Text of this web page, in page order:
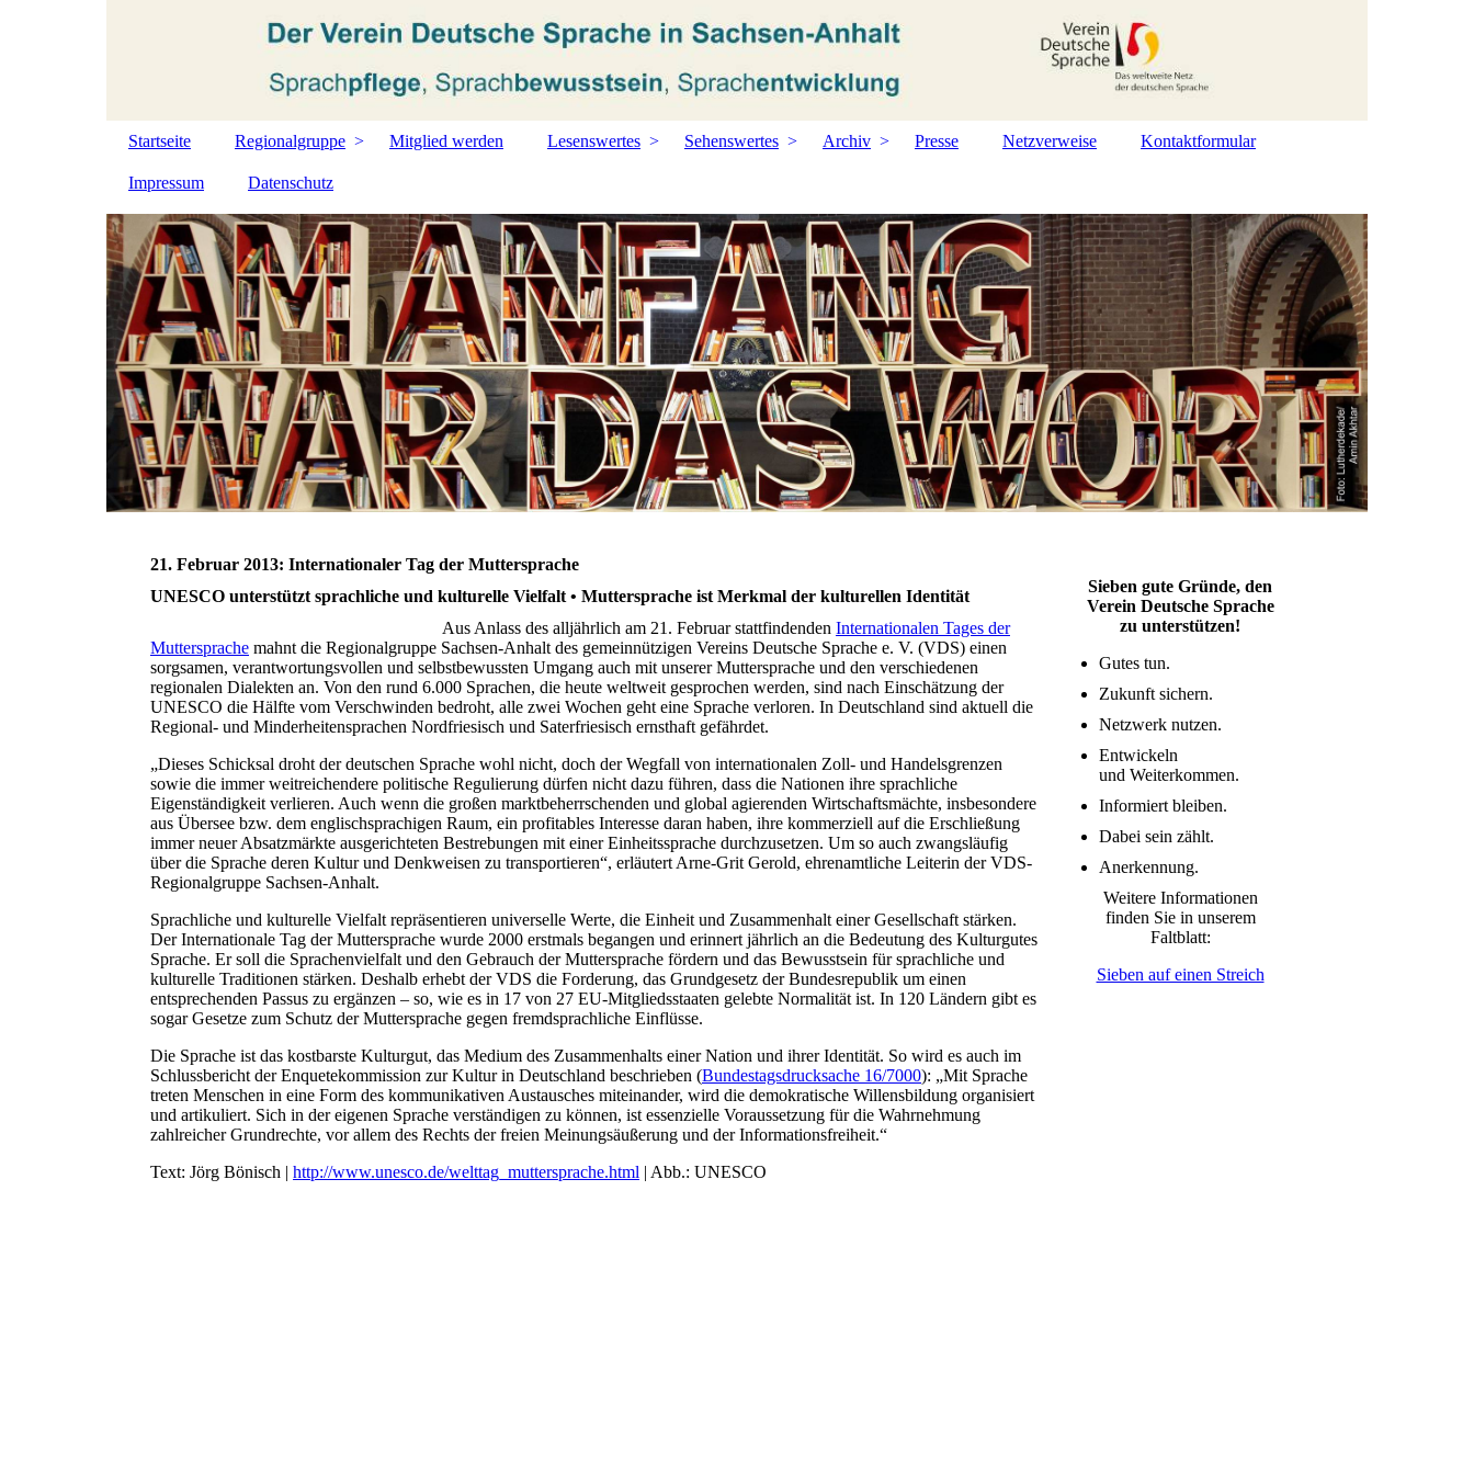
Startseite Regionalgruppe Mitglied werden Lesenswertes Sehenswertes Archiv Presse Netzverweise Kontaktformular
Impressum Datenschutz
21. Februar 2013: Internationaler Tag der Muttersprache
UNESCO unterstützt sprachliche und kulturelle Vielfalt • Muttersprache ist Merkmal der kulturellen Identität
Aus Anlass des alljährlich am 21. Februar stattfindenden Internationalen Tages der
Muttersprache mahnt die Regionalgruppe Sachsen-Anhalt des gemeinnützigen Vereins Deutsche Sprache e. V. (VDS) einen
sorgsamen, verantwortungsvollen und selbstbewussten Umgang auch mit unserer Muttersprache und den verschiedenen
regionalen Dialekten an. Von den rund 6.000 Sprachen, die heute weltweit gesprochen werden, sind nach Einschätzung der
UNESCO die Hälfte vom Verschwinden bedroht, alle zwei Wochen geht eine Sprache verloren. In Deutschland sind aktuell die
Regional- und Minderheitensprachen Nordfriesisch und Saterfriesisch ernsthaft gefährdet.
„Dieses Schicksal droht der deutschen Sprache wohl nicht, doch der Wegfall von internationalen Zoll- und Handelsgrenzen
sowie die immer weitreichendere politische Regulierung dürfen nicht dazu führen, dass die Nationen ihre sprachliche
Eigenständigkeit verlieren. Auch wenn die großen marktbeherrschenden und global agierenden Wirtschaftsmächte, insbesondere
aus Übersee bzw. dem englischsprachigen Raum, ein profitables Interesse daran haben, ihre kommerziell auf die Erschließung
immer neuer Absatzmärkte ausgerichteten Bestrebungen mit einer Einheitssprache durchzusetzen. Um so auch zwangsläufig
über die Sprache deren Kultur und Denkweisen zu transportieren“, erläutert Arne-Grit Gerold, ehrenamtliche Leiterin der VDS-
Regionalgruppe Sachsen-Anhalt.
Sprachliche und kulturelle Vielfalt repräsentieren universelle Werte, die Einheit und Zusammenhalt einer Gesellschaft stärken.
Der Internationale Tag der Muttersprache wurde 2000 erstmals begangen und erinnert jährlich an die Bedeutung des Kulturgutes
Sprache. Er soll die Sprachenvielfalt und den Gebrauch der Muttersprache fördern und das Bewusstsein für sprachliche und
kulturelle Traditionen stärken. Deshalb erhebt der VDS die Forderung, das Grundgesetz der Bundesrepublik um einen
entsprechenden Passus zu ergänzen – so, wie es in 17 von 27 EU-Mitgliedsstaaten gelebte Normalität ist. In 120 Ländern gibt es
sogar Gesetze zum Schutz der Muttersprache gegen fremdsprachliche Einflüsse.
Die Sprache ist das kostbarste Kulturgut, das Medium des Zusammenhalts einer Nation und ihrer Identität. So wird es auch im
Schlussbericht der Enquetekommission zur Kultur in Deutschland beschrieben (Bundestagsdrucksache 16/7000): „Mit Sprache
treten Menschen in eine Form des kommunikativen Austausches miteinander, wird die demokratische Willensbildung organisiert
und artikuliert. Sich in der eigenen Sprache verständigen zu können, ist essenzielle Voraussetzung für die Wahrnehmung
zahlreicher Grundrechte, vor allem des Rechts der freien Meinungsäußerung und der Informationsfreiheit.“
Text: Jörg Bönisch | http://www.unesco.de/welttag_muttersprache.html | Abb.: UNESCO
Sieben gute Gründe, den
Verein Deutsche Sprache
zu unterstützen!
Gutes tun.
Zukunft sichern.
Netzwerk nutzen.
Entwickeln
und Weiterkommen.
Informiert bleiben.
Dabei sein zählt.
Anerkennung.
Weitere Informationen
finden Sie in unserem
Faltblatt:
Sieben auf einen Streich